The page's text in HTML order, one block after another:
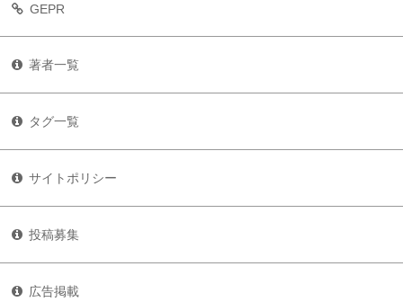
GEPR
著者一覧
タグ一覧
サイトポリシー
投稿募集
広告掲載